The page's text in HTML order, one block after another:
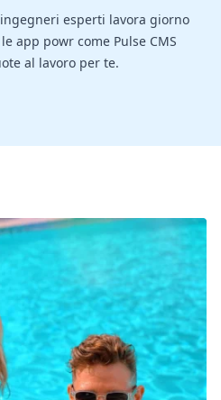
esperti lavora giorno
app powr come Pulse CMS
al lavoro per te.